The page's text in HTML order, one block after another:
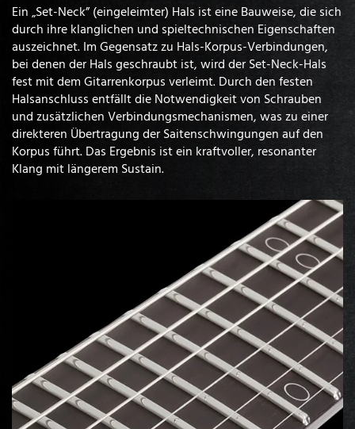
Ein „Set-Neck” (eingeleimter) Hals ist eine Bauweise, die sich
durch ihre klanglichen und spieltechnischen Eigenschaften
auszeichnet. Im Gegensatz zu Hals-Korpus-Verbindungen,
bei denen der Hals geschraubt ist, wird der Set-Neck-Hals
fest mit dem Gitarrenkorpus verleimt. Durch den festen
Halsanschluss entfällt die Notwendigkeit von Schrauben
und zusätzlichen Verbindungsmechanismen, was zu einer
direkteren Übertragung der Saitenschwingungen auf den
Korpus führt. Das Ergebnis ist ein kraftvoller, resonanter
Klang mit längerem Sustain.